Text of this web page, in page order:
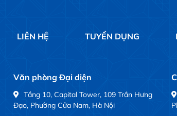
LIÊN HỆ TUYỂN DỤNG
Văn phòng Đại diện
Tầng 10, Capital Tower, 109 Trần Hưng
Đạo, Phường Cửa Nam, Hà Nội